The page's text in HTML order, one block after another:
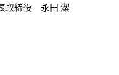
取締役 永田 潔